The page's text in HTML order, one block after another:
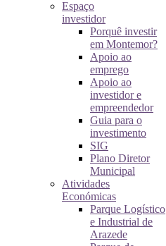
Espaço
investidor
Porquê investir
em Montemor?
Apoio ao
emprego
Apoio ao
investidor e
empreendedor
Guia para o
investimento
SIG
Plano Diretor
Municipal
Atividades
Económicas
Parque Logístico
e Industrial de
Arazede